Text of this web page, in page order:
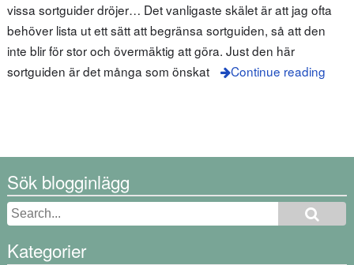
vissa sortguider dröjer… Det vanligaste skälet är att jag ofta
behöver lista ut ett sätt att begränsa sortguiden, så att den
inte blir för stor och övermäktig att göra. Just den här
sortguiden är det många som önskat
Continue reading
Sök blogginlägg
Kategorier